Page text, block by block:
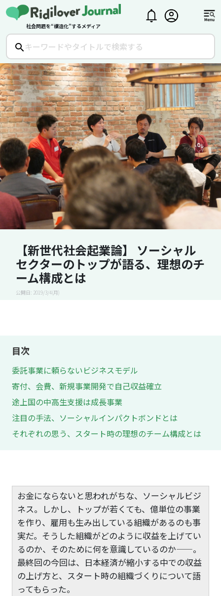
社会問題を“構造化”するメディア
【新世代社会起業論】 ソーシャル
セクターのトップが語る、理想のチ
ーム構成とは
公開日: 2019/3/4(月)
目次
委託事業に頼らないビジネスモデル
寄付、会費、新規事業開発で自己収益確立
途上国の中高生支援は成長事業
注目の手法、ソーシャルインパクトボンドとは
それぞれの思う、スタート時の理想のチーム構成とは
お金にならないと思われがちな、ソーシャルビジ
ネス。しかし、トップが若くても、億単位の事業
を作り、雇用も生み出している組織があるのも事
実だ。そうした組織がどのように収益を上げてい
るのか、そのために何を意識しているのか——。
最終回の今回は、日本経済が縮小する中での収益
の上げ方と、スタート時の組織づくりについて語
ってもらった。